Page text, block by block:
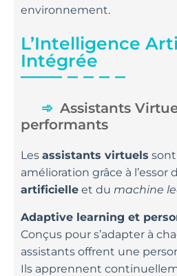
environnement.
L’Intelligence
Intégrée
Assistants
performants
Les assistants virtuels
amélioration grâce à l’essor
artificielle et du machine
Adaptive learning et
Conçus pour s’adapter à
assistants offrent une
Ils apprennent